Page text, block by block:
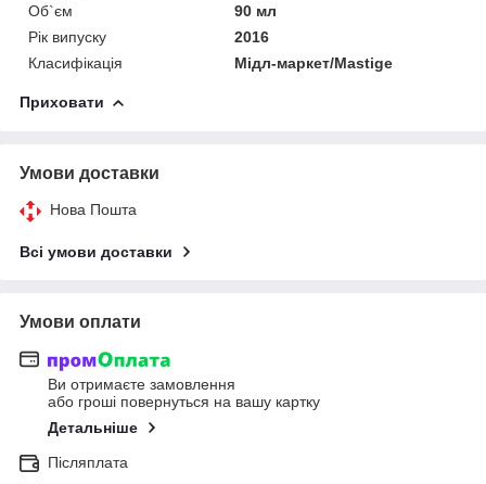
Об`єм
90 мл
Рік випуску
2016
Класифікація
Мідл-маркет/Mastige
Приховати
Умови доставки
Нова Пошта
Всі умови доставки
Умови оплати
Ви отримаєте замовлення
або гроші повернуться на вашу картку
Детальніше
Післяплата